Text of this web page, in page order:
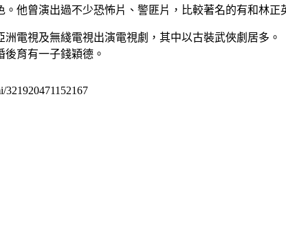
他曾演出過不少恐怖片、警匪片，比較著名的有和林
電視及無綫電視出演電視劇，其中以古裝武俠劇居多。
育有一子錢穎德。
321920471152167